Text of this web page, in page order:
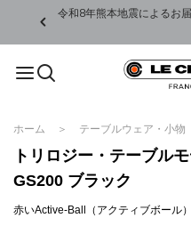
令和8年熊本地震によるお
ホーム テーブルウェア・小物
トリロジー・テーブル
GS200 ブラック
赤いActive-Ball（アクティブボール